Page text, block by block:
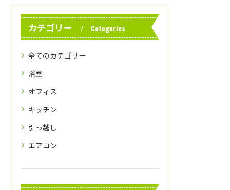
し…
カテゴリー Categories
全てのカテゴリー
浴室
オフィス
キッチン
引っ越し
エアコン